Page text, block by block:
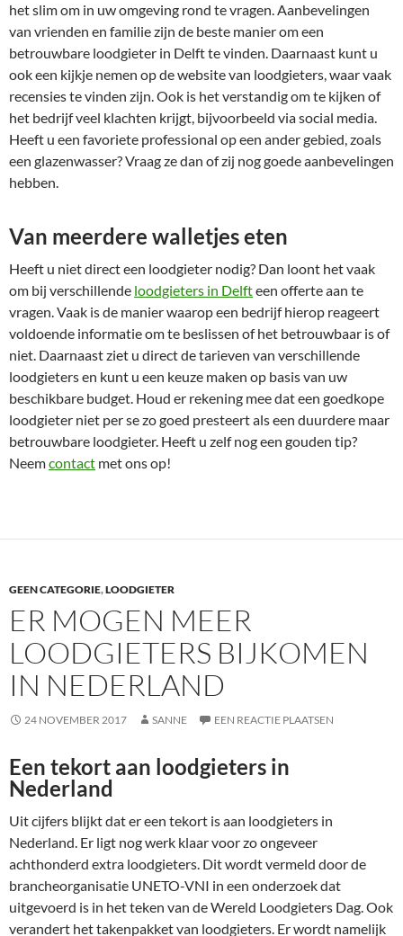
het slim om in uw omgeving rond te vragen. Aanbevelingen
van vrienden en familie zijn de beste manier om een ​​
betrouwbare loodgieter in Delft te vinden. Daarnaast kunt u
ook een kijkje nemen op de website van loodgieters, waar vaak
recensies te vinden zijn. Ook is het verstandig om te kijken of
het bedrijf veel klachten krijgt, bijvoorbeeld via social media.
Heeft u een favoriete professional op een ander gebied, zoals
een glazenwasser? Vraag ze dan of zij nog goede aanbevelingen
hebben.
Van meerdere walletjes eten
Heeft u niet direct een loodgieter nodig? Dan loont het vaak
om bij verschillende loodgieters in Delfteen offerte aan te
vragen. Vaak is de manier waarop een bedrijf hierop reageert
voldoende informatie om te beslissen of het betrouwbaar is of
niet. Daarnaast ziet u direct de tarieven van verschillende
loodgieters en kunt u een keuze maken op basis van uw
beschikbare budget. Houd er rekening mee dat een goedkope
loodgieter niet per se zo goed presteert als een duurdere maar
betrouwbare loodgieter. Heeft u zelf nog een gouden tip?
Neemcontact met ons op!
GEEN CATEGORIE,LOODGIETER
ER MOGEN MEER
LOODGIETERS BIJKOMEN
IN NEDERLAND
24 NOVEMBER 2017 SANNE EEN REACTIE PLAATSEN
Een tekort aan loodgieters in
Nederland
Uit cijfers blijkt dat er een tekort is aan loodgieters in
Nederland. Er ligt nog werk klaar voor zo ongeveer
achthonderd extra loodgieters. Dit wordt vermeld door de
brancheorganisatie UNETO-VNI in een onderzoek dat
uitgevoerd is in het teken van de Wereld Loodgieters Dag. Ook
verandert het takenpakket van loodgieters. Er wordt namelijk